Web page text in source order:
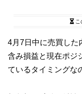
4月7日中に売買した
含み損益と現在ポジ
ているタイミングな